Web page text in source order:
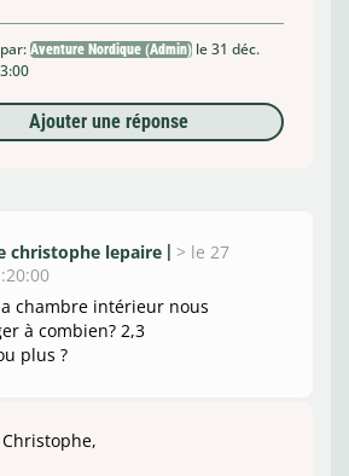
Aventure Nordique (Admin) le 31 déc.
Ajouter une réponse
christophe lepaire > le 27
chambre intérieur nous
à combien? 2,3
plus ?